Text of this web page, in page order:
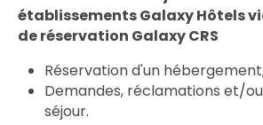
établissements Galaxy Hôtels
de réservation Galaxy CRS
Réservation d'un
Demandes, réclamations et/
séjour.